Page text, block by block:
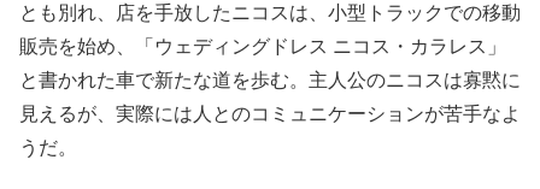
とも別れ、店を手放したニコスは、小型トラックでの移動
販売を始め、「ウェディングドレス ニコス・カラレス」
と書かれた車で新たな道を歩む。主人公のニコスは寡黙に
見えるが、実際には人とのコミュニケーションが苦手なよ
うだ。